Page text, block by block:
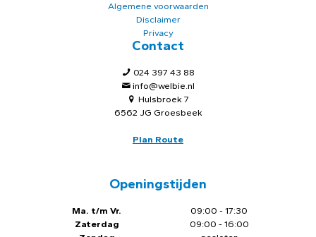
Algemene voorwaarden
Disclaimer
Privacy
Contact
024 397 43 88
info@welbie.nl
Hulsbroek 7
6562 JG Groesbeek
Plan Route
Openingstijden
Ma. t/m Vr.
Zaterdag
09:00 - 17:30
09:00 - 16:00